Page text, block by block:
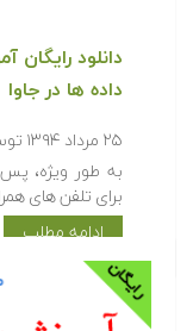
دانلود رایگان
داده ها در جاوا
۲۵ مرداد ۱۳۹۴
برای تلفن های
ادامه مطلب